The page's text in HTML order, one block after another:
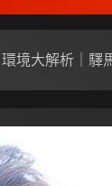
境大解析｜驛